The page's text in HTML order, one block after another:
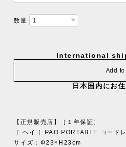
数量
International
Add
日本国内にお
【正規販売店】［１年保証］
［ ヘイ ］PAO PORTABLE コード
サイズ：Φ23×H23cm